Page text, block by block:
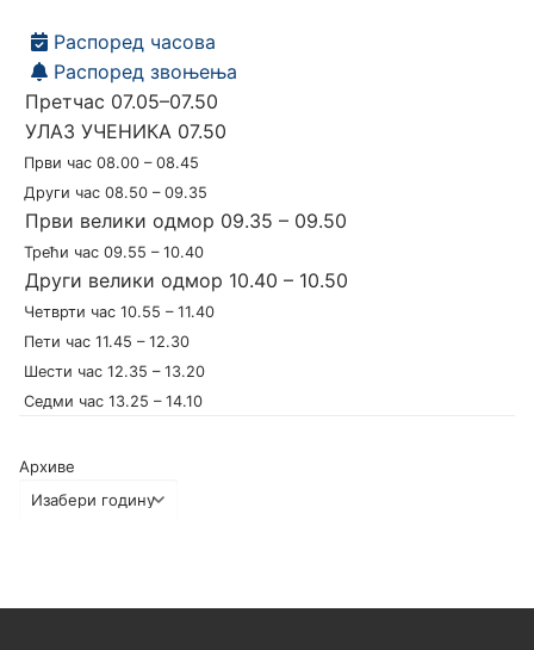
Распоред часова
Распоред звоњења
Претчас 07.05–07.50
УЛАЗ УЧЕНИКА 07.50
Први час 08.00 – 08.45
Други час 08.50 – 09.35
Први велики одмор 09.35 – 09.50
Трећи час 09.55 – 10.40
Други велики одмор 10.40 – 10.50
Четврти час 10.55 – 11.40
Пети час 11.45 – 12.30
Шести час 12.35 – 13.20
Седми час 13.25 – 14.10
Архиве